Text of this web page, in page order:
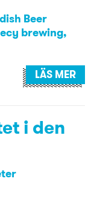
Beer
brewing,
LÄS MER
i den